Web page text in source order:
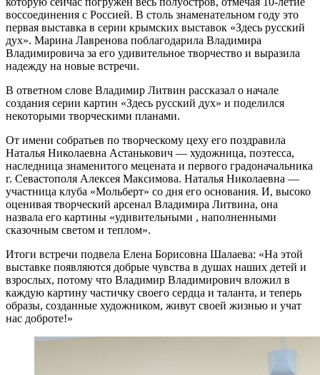
воссоединения с Россией. В столь знаменательном году это
первая выставка в серии крымских выставок «Здесь русский
дух». Марина Лавренова поблагодарила Владимира
Владимировича за его удивительное творчество и выразила
надежду на новые встречи.
В ответном слове Владимир Литвин рассказал о начале
создания серии картин «Здесь русский дух» и поделился
некоторыми творческими планами.
От имени собратьев по творческому цеху его поздравила
Наталья Николаевна Астанькович — художница, поэтесса,
наследница знаменитого мецената и первого градоначальника
г. Севастополя Алексея Максимова. Наталья Николаевна —
участница клуба «Мольберт» со дня его основания. И, высоко
оценивая творческий арсенал Владимира Литвина, она
назвала его картины «удивительными , наполненными
сказочным светом и теплом».
Итоги встречи подвела Елена Борисовна Шалаева: «На этой
выставке появляются добрые чувства в душах наших детей и
взрослых, потому что Владимир Владимирович вложил в
каждую картину частичку своего сердца и таланта, и теперь
образы, созданные художником, живут своей жизнью и учат
нас доброте!»